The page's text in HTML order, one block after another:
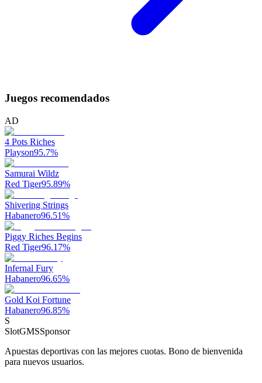
Juegos recomendados
AD
4 Pots Riches
Playson95.7%
Samurai Wildz
Red Tiger95.89%
Shivering Strings
Habanero96.51%
Piggy Riches Begins
Red Tiger96.17%
Infernal Fury
Habanero96.65%
Gold Koi Fortune
Habanero96.85%
S
SlotGMSSponsor
Apuestas deportivas con las mejores cuotas. Bono de bienvenida
para nuevos usuarios.